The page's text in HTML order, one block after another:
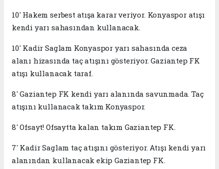
10' Hakem serbest atışa karar veriyor. Konyaspor atışı
kendi yarı sahasından kullanacak.
10' Kadir Saglam Konyaspor yarı sahasında ceza
alanı hizasında taç atışını gösteriyor. Gaziantep FK
atışı kullanacak taraf.
8' Gaziantep FK kendi yarı alanında savunmada. Taç
atışını kullanacak takım Konyaspor.
8' Ofsayt! Ofsaytta kalan takım Gaziantep FK.
7' Kadir Saglam taç atışını gösteriyor. Atışı kendi yarı
alanından kullanacak ekip Gaziantep FK.